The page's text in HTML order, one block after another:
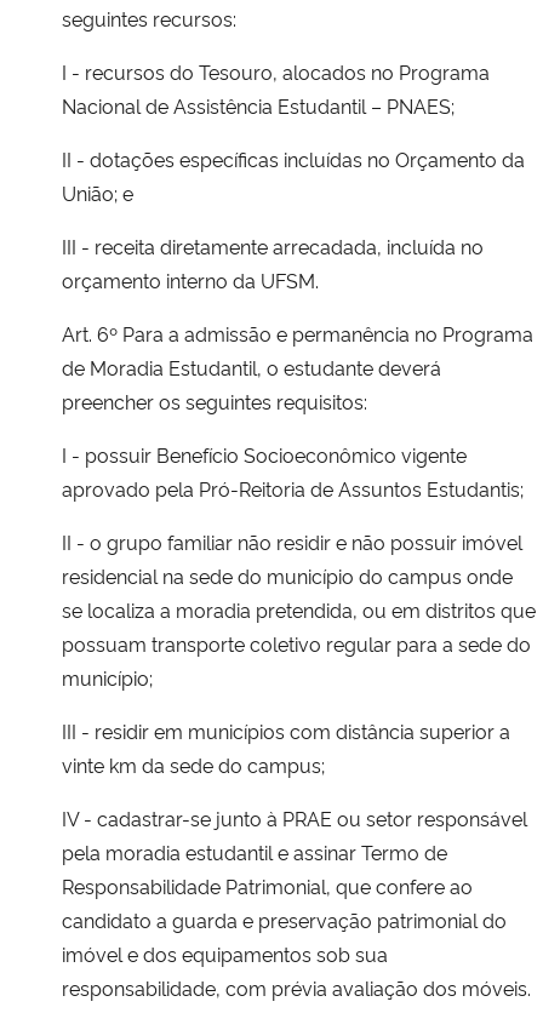
seguintes recursos:
I - recursos do Tesouro, alocados no Programa
Nacional de Assistência Estudantil – PNAES;
II - dotações específicas incluídas no Orçamento da
União; e
III - receita diretamente arrecadada, incluída no
orçamento interno da UFSM.
Art. 6º Para a admissão e permanência no Programa
de Moradia Estudantil, o estudante deverá
preencher os seguintes requisitos:
I - possuir Benefício Socioeconômico vigente
aprovado pela Pró-Reitoria de Assuntos Estudantis;
II - o grupo familiar não residir e não possuir imóvel
residencial na sede do município do campus onde
se localiza a moradia pretendida, ou em distritos que
possuam transporte coletivo regular para a sede do
município;
III - residir em municípios com distância superior a
vinte km da sede do campus;
IV - cadastrar-se junto à PRAE ou setor responsável
pela moradia estudantil e assinar Termo de
Responsabilidade Patrimonial, que confere ao
candidato a guarda e preservação patrimonial do
imóvel e dos equipamentos sob sua
responsabilidade, com prévia avaliação dos móveis.